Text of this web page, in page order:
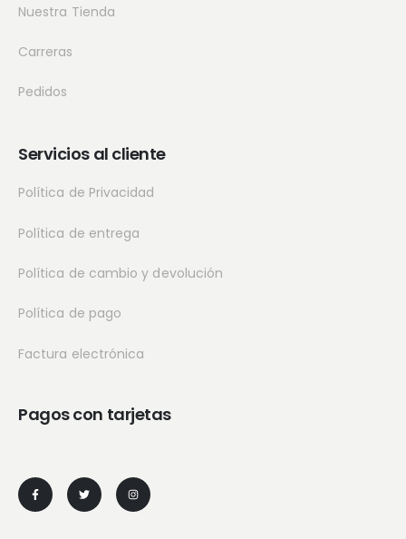
Nuestra Tienda
Carreras
Pedidos
Servicios al cliente
Política de Privacidad
Política de entrega
Política de cambio y devolución
Política de pago
Factura electrónica
Pagos con tarjetas